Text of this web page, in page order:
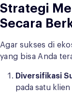
Strategi
Secara
Agar sukses di
yang bisa Anda
Diversifikasi
pada satu